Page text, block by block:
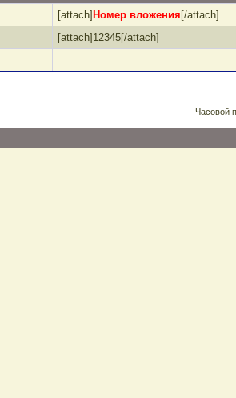
[attach] Номер вложения [/attach]
[attach]12345[/attach]
Часовой